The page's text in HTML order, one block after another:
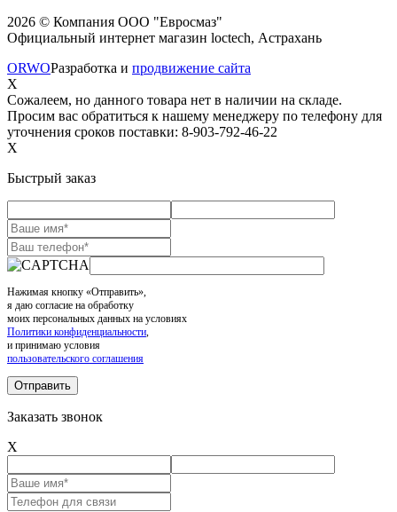
2026 © Компания ООО "Евросмаз"
Официальный интернет магазин loctech, Астрахань
ORWOРазработка и продвижение сайта
X
Сожалеем, но данного товара нет в наличии на складе.
Просим вас обратиться к нашему менеджеру по телефону для
уточнения сроков поставки: 8-903-792-46-22
X
Быстрый заказ
Нажимая кнопку «Отправить»,
я даю согласие на обработку
моих персональных данных на условиях
Политики конфиденциальности,
и принимаю условия
пользовательского соглашения
Заказать звонок
X